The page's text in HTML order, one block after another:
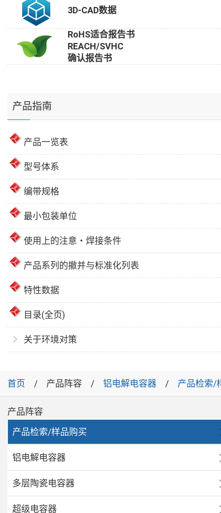
3D-CAD数据
RoHS适合报告书
REACH/SVHC
确认报告书
产品指南
产品一览表
型号体系
编带规格
最小包装单位
使用上的注意・焊接条件
产品系列的撤并与标准化列表
特性数据
目录(全页)
关于环境对策
首页 产品阵容 铝电解电容器 产品检索/
产品阵容
产品检索/样品购买
铝电解电容器
多层陶瓷电容器
超级电容器